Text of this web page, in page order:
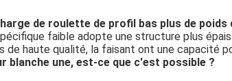
de roulette de profil bas plus de poids
faible adopte une structure plus
de haute qualité, la faisant ont une capacité
blanche une, est-ce que c'est possible ?